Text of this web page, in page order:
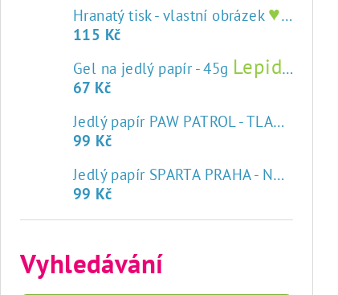
Hranatý tisk - vlastní obrázek ♥ tisk na jedlý papír
115 Kč
Gel na jedlý papír - 45g Lepidlo na jedlý papír
67 Kč
Jedlý papír PAW PATROL - TLAPKOVÁ PATROLA
99 Kč
Jedlý papír SPARTA PRAHA - NOVÝ ZNAK
99 Kč
Vyhledávání